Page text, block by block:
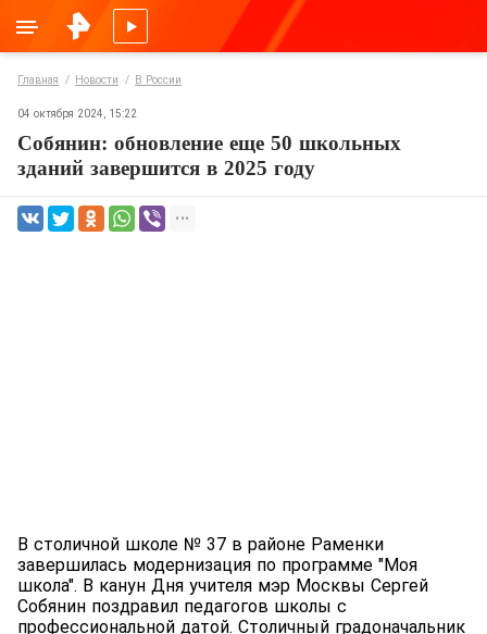
Главная Новости В России
04 октября 2024, 15:22
Собянин: обновление еще 50 школьных
зданий завершится в 2025 году
В столичной школе № 37 в районе Раменки
завершилась модернизация по программе "Моя
школа". В канун Дня учителя мэр Москвы Сергей
Собянин поздравил педагогов школы с
профессиональной датой. Столичный градоначальник